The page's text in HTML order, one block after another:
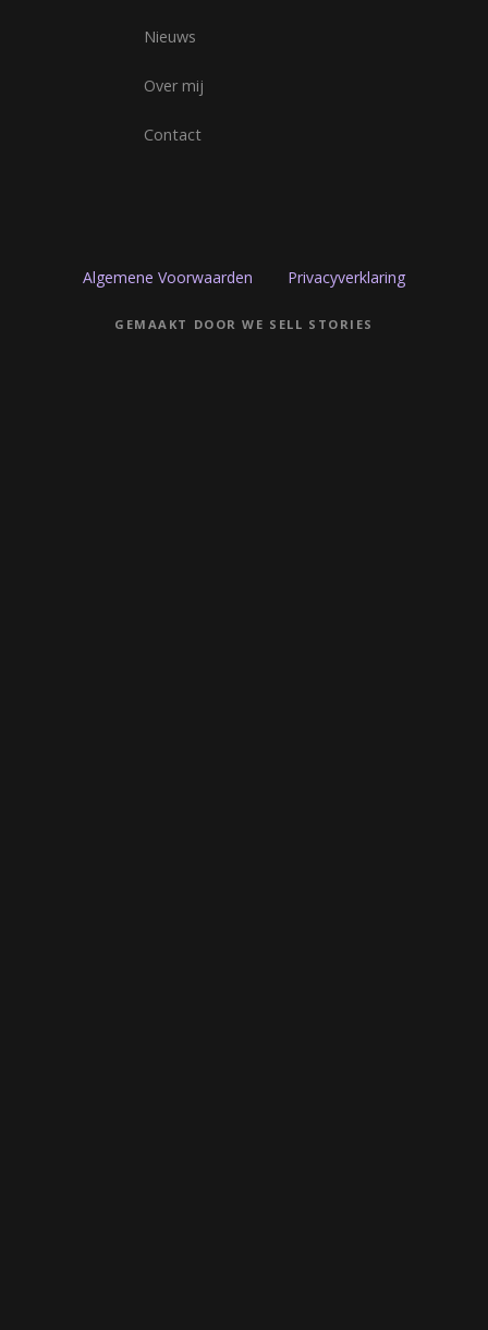
Nieuws
Over mij
Contact
Algemene Voorwaarden Privacyverklaring
GEMAAKT DOOR WE SELL STORIES